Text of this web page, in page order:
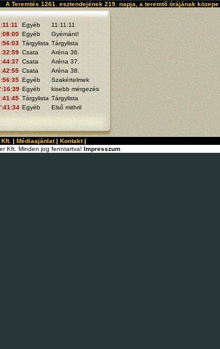
A Teremtés 1261. esztendejének 219. napja, a teremtő órájának közepe .
Egyéb
11:11:11
Egyéb
Gyémánt!
Tárgylista Tárgylista
Csata
Aréna 36.
Csata
Aréna 37.
Csata
Aréna 38.
Egyéb
Szakértelmek
Egyéb
kisebb mérgezés
Tárgylista Tárgylista
Egyéb Első mithril
| Médiaajánlat| Kontakt|
Kft. Minden jog fenntartva! Impresszum